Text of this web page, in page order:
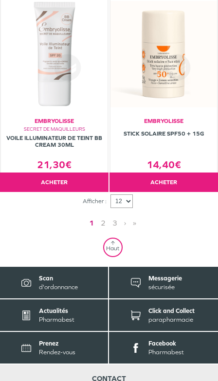
EMBRYOLISSE
SECRET DE MAQUILLEURS
VOILE ILLUMINATEUR DE TEINT BB
CREAM 30ML
21,30€
ACHETER
EMBRYOLISSE
STICK SOLAIRE SPF50 + 15G
14,40€
ACHETER
Afficher :
1 2 3 › »
Haut
Scan
d'ordonnance
Messagerie
sécurisée
Actualités
Pharmabest
Click and Collect
parapharmacie
Prenez
Rendez-vous
Facebook
Pharmabest
CONTACT